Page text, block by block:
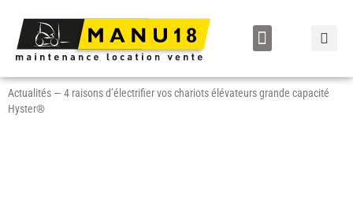
Actualités — 4 raisons d’électrifier vos chariots élévateurs grande capacité
Hyster®